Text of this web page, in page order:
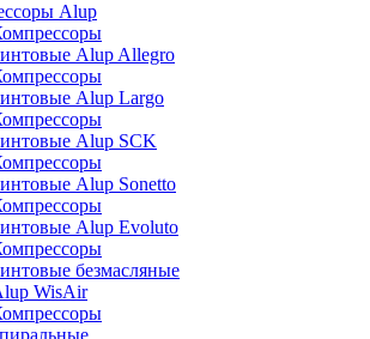
Alup
Alup Allegro
Alup Largo
Alup SCK
Alup Sonetto
Alup Evoluto
безмасляные
WisAir